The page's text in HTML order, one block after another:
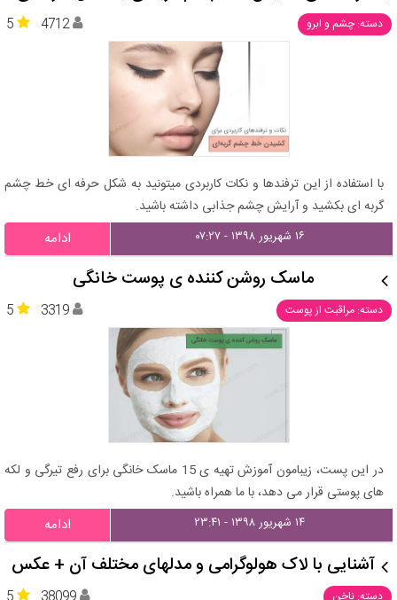
دسته: چشم و ابرو 5 4712
با استفاده از این ترفندها و نکات کاربردی میتونید به شکل حرفه ای خط چشم
گربه ای بکشید و آرایش چشم جذابی داشته باشید.
۱۶ شهریور ۱۳۹۸ - ۰۷:۲۷ ادامه
ماسک روشن کننده ی پوست خانگی
دسته: مراقبت از پوست 5 3319
در این پست، زیبامون آموزش تهیه ی 15 ماسک خانگی برای رفع تیرگی و لکه
های پوستی قرار می دهد، با ما همراه باشید.
۱۴ شهریور ۱۳۹۸ - ۲۳:۴۱ ادامه
آشنایی با لاک هولوگرامی و مدلهای مختلف آن + عکس
دسته: ناخن